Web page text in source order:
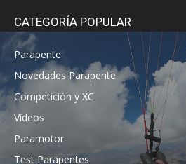
CATEGORÍA POPULAR
Parapente
Novedades Parapente
Competición y XC
Vídeos
Paramotor
Test Parapentes